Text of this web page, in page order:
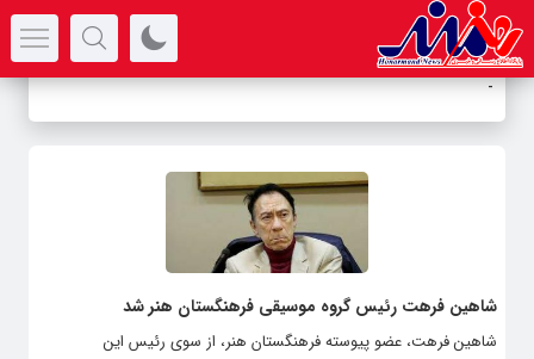
ب_
شاهین فرهت رئیس گروه موسیقی فرهنگستان هنر شد
شاهین فرهت، عضو پیوسته فرهنگستان هنر، از سوی رئیس این